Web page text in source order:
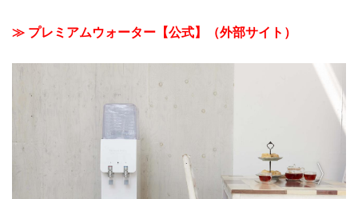
≫ プレミアムウォーター【公式】（外部サイト）